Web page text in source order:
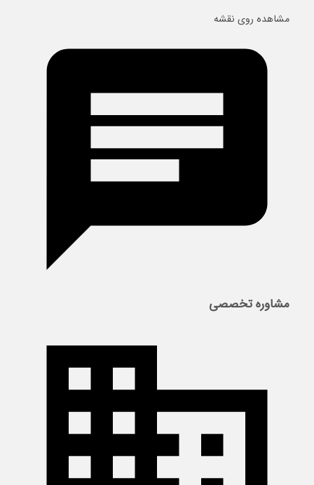
مشاهده روی نقشه
مشاوره تخصصی